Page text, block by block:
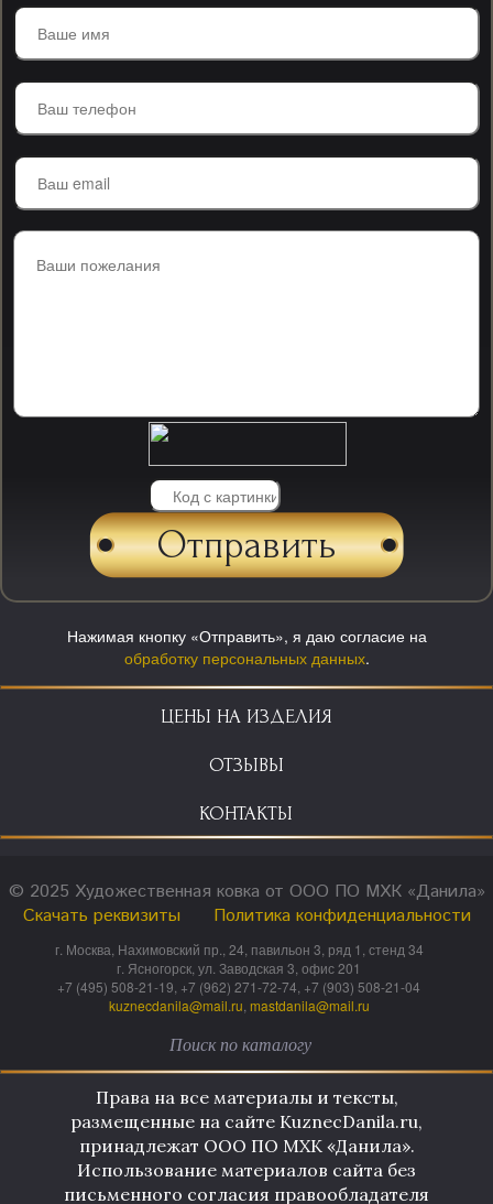
Нажимая кнопку «Отправить», я даю согласие на
обработку персональных данных.
ЦЕНЫ НА ИЗДЕЛИЯ
ОТЗЫВЫ
КОНТАКТЫ
© 2025 Художественная ковка от ООО ПО МХК «Данила»
Скачать реквизиты
Политика конфиденциальности
г. Москва, Нахимовский пр., 24, павильон 3, ряд 1, стенд 34
г. Ясногорск, ул. Заводская 3, офис 201
+7 (495) 508-21-19, +7 (962) 271-72-74, +7 (903) 508-21-04
kuznecdanila@mail.ru mastdanila@mail.ru
Права на все материалы и тексты,
размещенные на сайте KuznecDanila.ru,
принадлежат ООО ПО МХК «Данила».
Использование материалов сайта без
письменного согласия правообладателя